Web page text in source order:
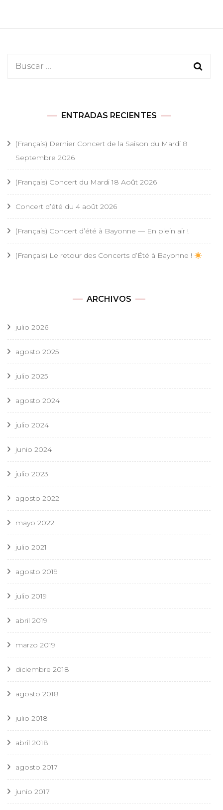
Buscar:
ENTRADAS RECIENTES
(Français) Dernier Concert de la Saison du Mardi 8
Septembre 2026
(Français) Concert du Mardi 18 Août 2026
Concert d’été du 4 août 2026
(Français) Concert d’été à Bayonne — En plein air !
(Français) Le retour des Concerts d’Été à Bayonne !
ARCHIVOS
julio 2026
agosto 2025
julio 2025
agosto 2024
julio 2024
junio 2024
julio 2023
agosto 2022
mayo 2022
julio 2021
agosto 2019
julio 2019
abril 2019
marzo 2019
diciembre 2018
agosto 2018
julio 2018
abril 2018
agosto 2017
junio 2017